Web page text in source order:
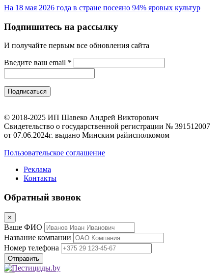
На 18 мая 2026 года в стране посеяно 94% яровых культур
Подпишитесь на рассылку
И получайте первым все обновления сайта
Введите ваш email *
© 2018-2025 ИП Шавеко Андрей Викторович
Свидетельство о государственной регистрации № 391512007
от 07.06.2024г. выдано Минским райисполкомом
Пользовательское соглашение
Реклама
Контакты
Обратный звонок
×
Ваше ФИО
Название компании
Номер телефона